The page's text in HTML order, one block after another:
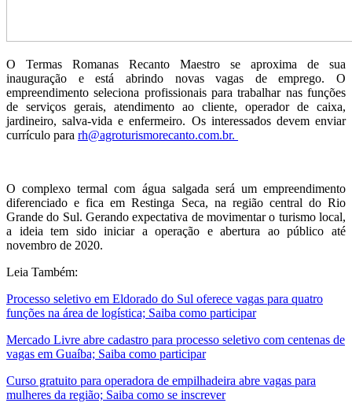
O Termas Romanas Recanto Maestro se aproxima de sua
inauguração e está abrindo novas vagas de emprego. O
empreendimento seleciona profissionais para trabalhar nas funções
de serviços gerais, atendimento ao cliente, operador de caixa,
jardineiro, salva-vida e enfermeiro. Os interessados devem enviar
currículo para rh@agroturismorecanto.com.br.
O complexo termal com água salgada será um empreendimento
diferenciado e fica em Restinga Seca, na região central do Rio
Grande do Sul. Gerando expectativa de movimentar o turismo local,
a ideia tem sido iniciar a operação e abertura ao público até
novembro de 2020.
Leia Também:
Processo seletivo em Eldorado do Sul oferece vagas para quatro
funções na área de logística; Saiba como participar
Mercado Livre abre cadastro para processo seletivo com centenas de
vagas em Guaíba; Saiba como participar
Curso gratuito para operadora de empilhadeira abre vagas para
mulheres da região; Saiba como se inscrever